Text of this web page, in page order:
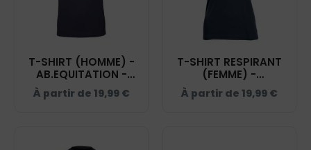
T-SHIRT (HOMME) -
AB.EQUITATION -
BC03T
À partir de 19,99 €
T-SHIRT RESPIRANT
(FEMME) -
AB.EQUITATION -
NAVY - IB301
À partir de 19,99 €